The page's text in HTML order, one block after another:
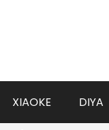
XIAOKE DIYA